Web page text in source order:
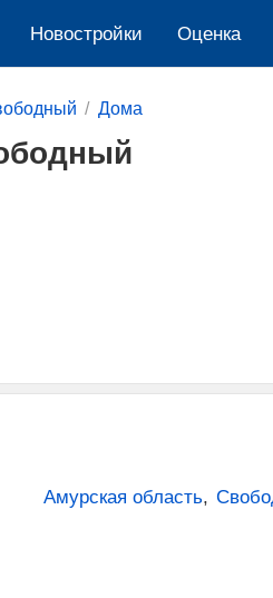
Новостройки Оценка
Дома
Амурская область,